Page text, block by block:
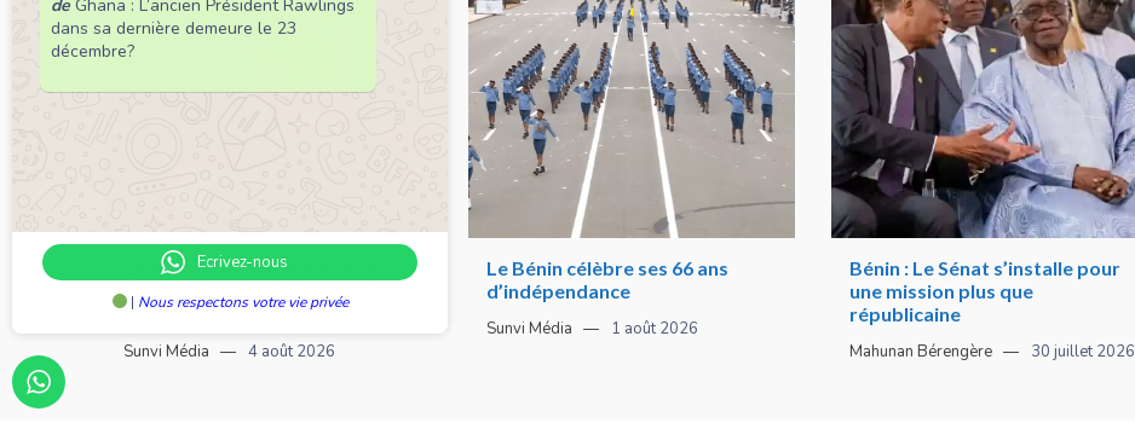
Leadership : Voici le top 6 des
femmes les plus influentes de
l’Afrique
Sunvi Média 4 août 2026
Le Bénin célèbre ses 66 ans
d’indépendance
Sunvi Média 1 août 2026
Bénin : Le Sénat s’installe pour
une mission plus que
républicaine
Mahunan Bérengère 30 juillet 2026
de Ghana : L’ancien Président Rawlings
dans sa dernière demeure le 23
décembre?
Ecrivez-nous
| Nous respectons votre vie privée